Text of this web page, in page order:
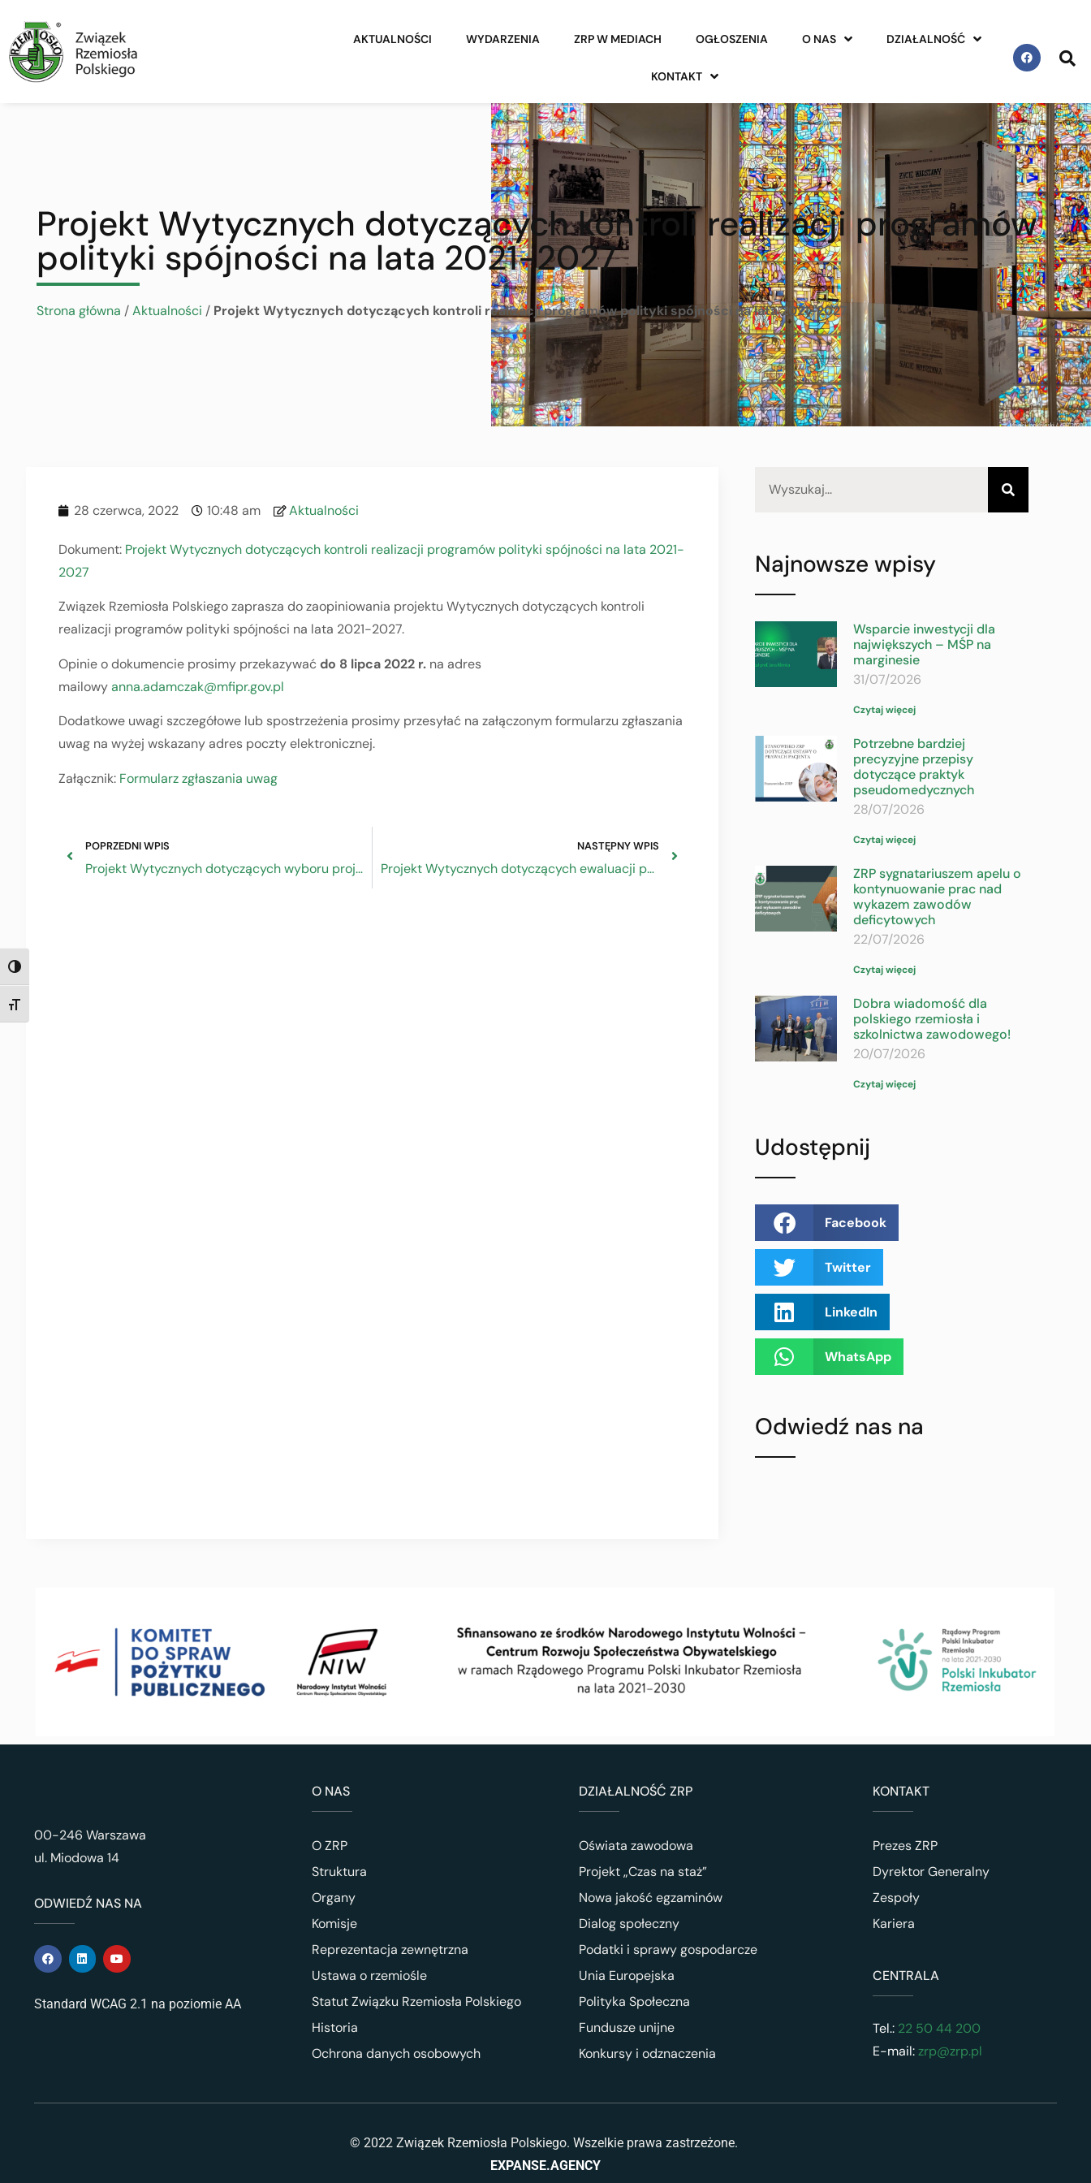
TOGGLE HIGH CONTRAST
TOGGLE FONT SIZE
AKTUALNOŚCI WYDARZENIA ZRP W MEDIACH OGŁOSZENIA O NAS DZIAŁALNOŚĆ
KONTAKT
Projekt Wytycznych dotyczących kontroli realizacji programów
polityki spójności na lata 2021-2027
Strona główna /Aktualności / Projekt Wytycznych dotyczących kontroli realizacji programów polityki spójności na lata 2021-2027
28 czerwca, 2022 10:48 am Aktualności
Dokument: Projekt Wytycznych dotyczących kontroli realizacji programów polityki spójności na lata 2021-
2027
Związek Rzemiosła Polskiego zaprasza do zaopiniowania projektu Wytycznych dotyczących kontroli
realizacji programów polityki spójności na lata 2021-2027.
Opinie o dokumencie prosimy przekazywać do 8 lipca 2022 r. na adres
mailowyanna.adamczak@mfipr.gov.pl
Dodatkowe uwagi szczegółowe lub spostrzeżenia prosimy przesyłać na załączonym formularzu zgłaszania
uwag na wyżej wskazany adres poczty elektronicznej.
Załącznik: Formularz zgłaszania uwag
POPRZEDNI WPIS
Projekt Wytycznych dotyczących wyboru projektów na lata 2021-2027
NASTĘPNY WPIS
Projekt Wytycznych dotyczących ewaluacji polityki spójności na lata 2021-2027
Najnowsze wpisy
Wsparcie inwestycji dla
największych – MŚP na
marginesie
31/07/2026
Czytaj więcej
Potrzebne bardziej
precyzyjne przepisy
dotyczące praktyk
pseudomedycznych
28/07/2026
Czytaj więcej
ZRP sygnatariuszem apelu o
kontynuowanie prac nad
wykazem zawodów
deficytowych
22/07/2026
Czytaj więcej
Dobra wiadomość dla
polskiego rzemiosła i
szkolnictwa zawodowego!
20/07/2026
Czytaj więcej
Udostępnij
Facebook
Twitter
LinkedIn
WhatsApp
Odwiedź nas na
00-246 Warszawa
ul. Miodowa 14
ODWIEDŹ NAS NA
Standard WCAG 2.1 na poziomie AA
O NAS
O ZRP
Struktura
Organy
Komisje
Reprezentacja zewnętrzna
Ustawa o rzemiośle
Statut Związku Rzemiosła Polskiego
Historia
Ochrona danych osobowych
DZIAŁALNOŚĆ ZRP
Oświata zawodowa
Projekt „Czas na staż”
Nowa jakość egzaminów
Dialog społeczny
Podatki i sprawy gospodarcze
Unia Europejska
Polityka Społeczna
Fundusze unijne
Konkursy i odznaczenia
KONTAKT
Prezes ZRP
Dyrektor Generalny
Zespoły
Kariera
CENTRALA
Tel.:22 50 44 200
E-mail:zrp@zrp.pl
© 2022 Związek Rzemiosła Polskiego. Wszelkie prawa zastrzeżone.
EXPANSE.AGENCY